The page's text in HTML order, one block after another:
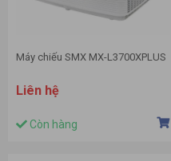
Máy chiếu SMX MX-L3700XPLUS
Liên hệ
Còn hàng